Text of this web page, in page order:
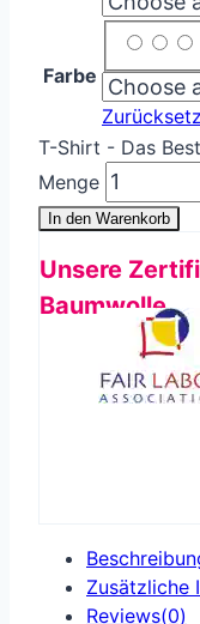
Farbe
T-Shirt - Das
Menge
In den Warenkorb
Unsere
Baumwolle
Zusätzliche
Reviews(0)